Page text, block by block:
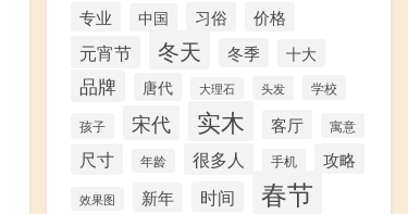
专业 中国 习俗 价格
元宵节 冬天 冬季 十大
品牌 唐代 大理石 头发 学校
孩子 宋代 实木 客厅 寓意
尺寸 年龄 很多人 手机 攻略
效果图 新年 时间 春节